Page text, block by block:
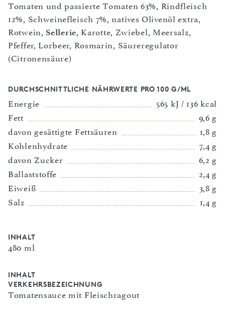
Tomaten und passierte Tomaten 63%, Rindfleisch
12%, Schweinefleisch 7%, natives Olivenöl extra,
Rotwein,Sellerie, Karotte, Zwiebel, Meersalz,
Pfeffer, Lorbeer, Rosmarin, Säureregulator
(Citronensäure)
DURCHSCHNITTLICHE NÄHRWERTE PRO 100 G/ML
Energie
565 kJ / 136 kcal
Fett
9,6 g
davon gesättigte Fettsäuren
1,8 g
Kohlenhydrate
7,4 g
davon Zucker
6,2 g
Ballaststoffe
2,4 g
Eiweiß
3,8 g
Salz
1,4 g
INHALT
480 ml
INHALT
VERKEHRSBEZEICHNUNG
Tomatensauce mit Fleischragout